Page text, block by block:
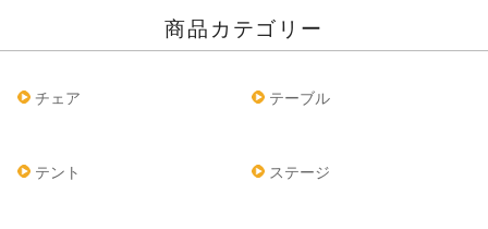
商品カテゴリー
チェア テーブル
テント ステージ